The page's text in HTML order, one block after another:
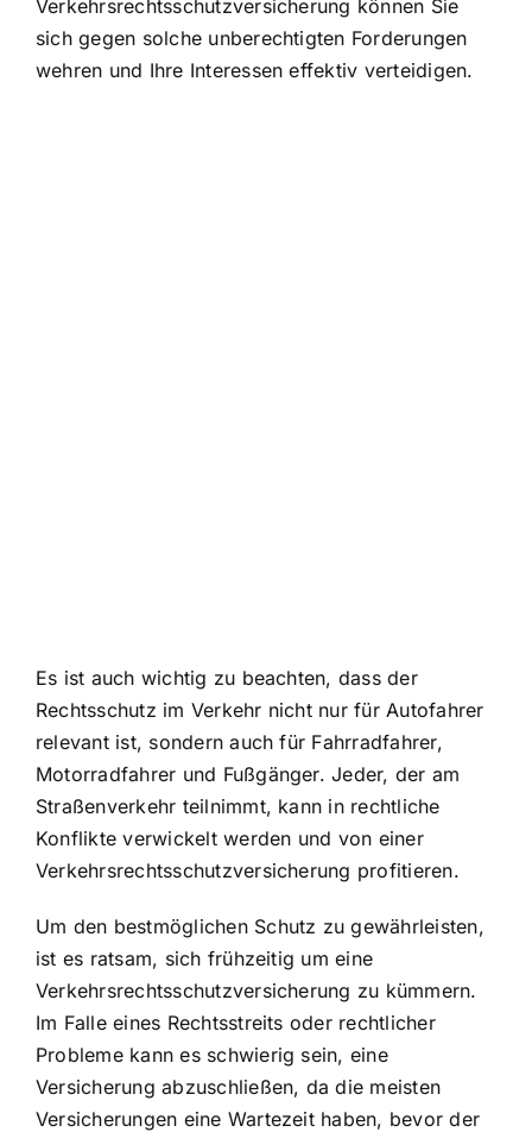
Verkehrsrechtsschutzversicherung können Sie
sich gegen solche unberechtigten Forderungen
wehren und Ihre Interessen effektiv verteidigen.
Es ist auch wichtig zu beachten, dass der
Rechtsschutz im Verkehr nicht nurfür Autofahrer
relevant ist, sondern auch für Fahrradfahrer,
Motorradfahrer und Fußgänger. Jeder, der am
Straßenverkehr teilnimmt, kann in rechtliche
Konflikte verwickelt werden und von einer
Verkehrsrechtsschutzversicherung profitieren.
Um den bestmöglichen Schutz zu gewährleisten,
ist es ratsam, sich frühzeitig um eine
Verkehrsrechtsschutzversicherung zu kümmern.
Im Falle eines Rechtsstreits oder rechtlicher
Probleme kann es schwierig sein, eine
Versicherung abzuschließen, da die meisten
Versicherungen eine Wartezeit haben, bevor der